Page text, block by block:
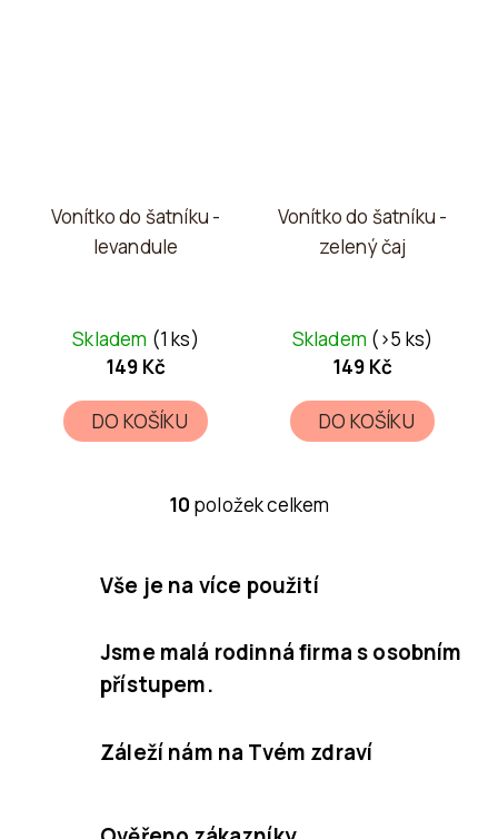
Vonítko do šatníku -
levandule
Skladem (1 ks)
149 Kč
DO KOŠÍKU
Vonítko do šatníku -
zelený čaj
Skladem (>5 ks)
149 Kč
DO KOŠÍKU
O
l
d
p
v
10 položek celkem
Vše je na více použití
Jsme malá rodinná firma s osobním
přístupem.
Záleží nám na Tvém zdraví